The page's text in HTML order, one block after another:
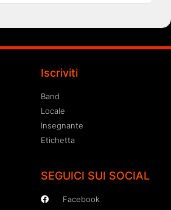
Iscriviti
Band
Locale
Insegnante
Etichetta
SEGUICI SUI SOCIAL
Facebook